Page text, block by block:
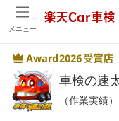
メニュー
楽天Car車検
車検の速
（作業実績）